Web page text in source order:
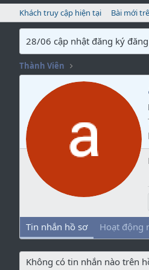
Khách truy cập hiện tại Bài mới
28/06 cập nhật đăng ký
Thành Viên
Tin nhắn hồ sơ Hoạt động
Không có tin nhắn nào trên